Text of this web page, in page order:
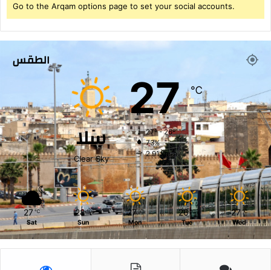
Go to the Arqam options page to set your social accounts.
الطقس
سلا
Clear Sky
27℃
27º - 26º
73%
2.91 km/h
27 ℃
Sat
28 ℃
Sun
27 ℃
Mon
26 ℃
Tue
27 ℃
Wed